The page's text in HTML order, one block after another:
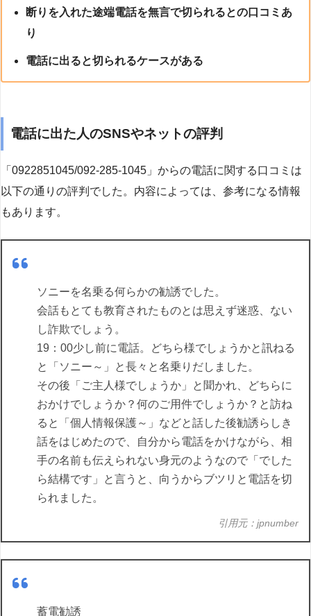
断りを入れた途端電話を無言で切られるとの口コミあ
り
電話に出ると切られるケースがある
電話に出た人のSNSやネットの評判
「0922851045/092-285-1045」からの電話に関する口コミは
以下の通りの評判でした。内容によっては、参考になる情報
もあります。
ソニーを名乗る何らかの勧誘でした。
会話もとても教育されたものとは思えず迷惑、ない
し詐欺でしょう。
19：00少し前に電話。どちら様でしょうかと訊ねる
と「ソニー～」と長々と名乗りだしました。
その後「ご主人様でしょうか」と聞かれ、どちらに
おかけでしょうか？何のご用件でしょうか？と訪ね
ると「個人情報保護～」などと話した後勧誘らしき
話をはじめたので、自分から電話をかけながら、相
手の名前も伝えられない身元のようなので「でした
ら結構です」と言うと、向うからブツリと電話を切
られました。
引用元：jpnumber
蓄電勧誘